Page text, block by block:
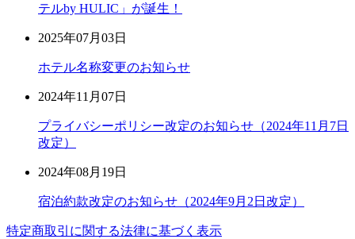
テルby HULIC」が誕生！
2025年07月03日
ホテル名称変更のお知らせ
2024年11月07日
プライバシーポリシー改定のお知らせ（2024年11月7日
改定）
2024年08月19日
宿泊約款改定のお知らせ（2024年9月2日改定）
特定商取引に関する法律に基づく表示